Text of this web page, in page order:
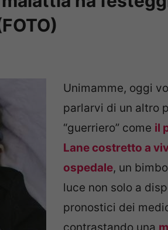
Unimamme, oggi
parlarvi di un altro
“guerriero” come il
Lane costretto a
ospedale, un
luce non solo a
pronostici dei